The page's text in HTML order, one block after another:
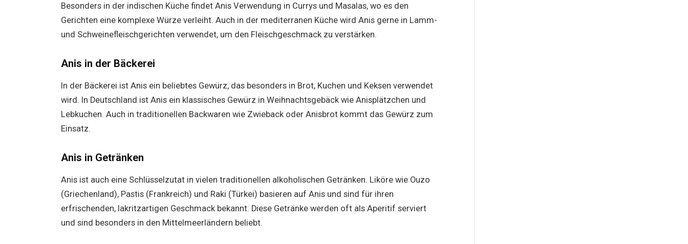
Besonders in der indischen Küche findet Anis Verwendung in Currys und Masalas, wo es den
Gerichten eine komplexe Würze verleiht. Auch in der mediterranen Küche wird Anis gerne in Lamm-
und Schweinefleischgerichten verwendet, um den Fleischgeschmack zu verstärken.
Anis in der Bäckerei
In der Bäckerei ist Anis ein beliebtes Gewürz, das besonders in Brot, Kuchen und Keksen verwendet
wird. In Deutschland ist Anis ein klassisches Gewürz in Weihnachtsgebäck wie Anisplätzchen und
Lebkuchen. Auch in traditionellen Backwaren wie Zwieback oder Anisbrot kommt das Gewürz zum
Einsatz.
Anis in Getränken
Anis ist auch eine Schlüsselzutat in vielen traditionellen alkoholischen Getränken. Liköre wie Ouzo
(Griechenland), Pastis (Frankreich) und Raki (Türkei) basieren auf Anis und sind für ihren
erfrischenden, lakritzartigen Geschmack bekannt. Diese Getränke werden oft als Aperitif serviert
und sind besonders in den Mittelmeerländern beliebt.